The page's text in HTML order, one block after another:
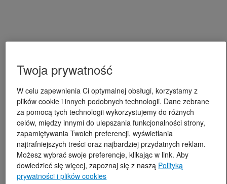
Twoja prywatność
W celu zapewnienia Ci optymalnej obsługi, korzystamy z
plików cookie i innych podobnych technologii. Dane zebrane
za pomocą tych technologii wykorzystujemy do różnych
celów, między innymi do ulepszania funkcjonalności strony,
zapamiętywania Twoich preferencji, wyświetlania
najtrafniejszych treści oraz najbardziej przydatnych reklam.
Możesz wybrać swoje preferencje, klikając w link. Aby
dowiedzieć się więcej, zapoznaj się z naszą Polityką
prywatności i plików cookies